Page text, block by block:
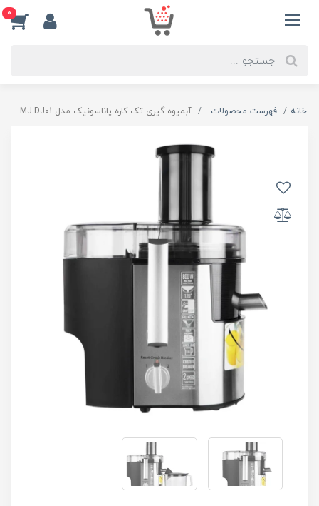
0
خانه فهرست محصولات آبمیوه گیری تک کاره پاناسونیک مدل MJ-DJ01